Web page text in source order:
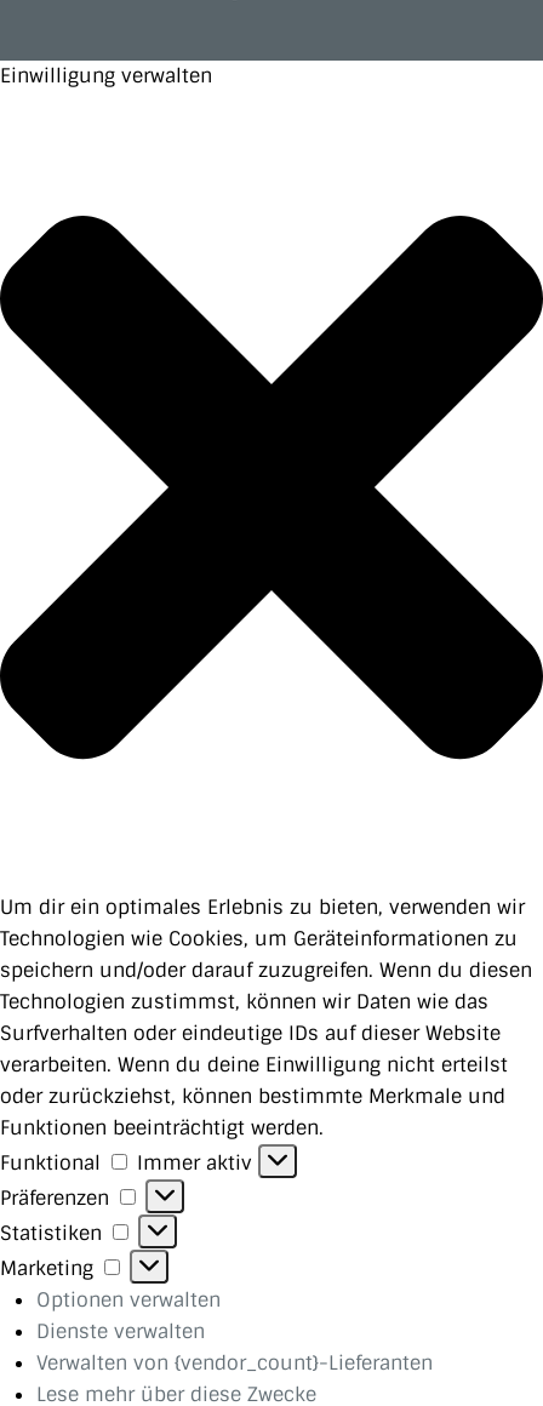
Einwilligung verwalten
Um dir ein optimales Erlebnis zu bieten, verwenden wir
Technologien wie Cookies, um Geräteinformationen zu
speichern und/oder darauf zuzugreifen. Wenn du diesen
Technologien zustimmst, können wir Daten wie das
Surfverhalten oder eindeutige IDs auf dieser Website
verarbeiten. Wenn du deine Einwilligung nicht erteilst
oder zurückziehst, können bestimmte Merkmale und
Funktionen beeinträchtigt werden.
Funktional
Funktional
Immer aktiv
Präferenzen
Präferenzen
Statistiken
Statistiken
Marketing
Marketing
Optionen verwalten
Dienste verwalten
Verwalten von {vendor_count}-Lieferanten
Lese mehr über diese Zwecke